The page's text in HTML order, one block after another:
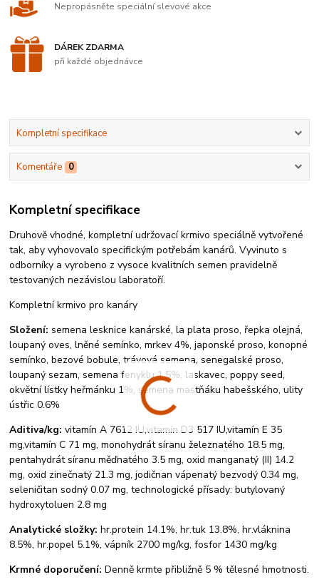
Nepropásněte speciální slevové akce
DÁREK ZDARMA
při každé objednávce
Kompletní specifikace
Komentáře 0
Kompletní specifikace
Druhově vhodné, kompletní udržovací krmivo speciálně vytvořené
tak, aby vyhovovalo specifickým potřebám kanárů. Vyvinuto s
odborníky a vyrobeno z vysoce kvalitních semen pravidelně
testovaných nezávislou laboratoří.
Kompletní krmivo pro kanáry
Složení:semena lesknice kanárské, la plata proso, řepka olejná,
loupaný oves, lněné semínko, mrkev 4%, japonské proso, konopné
semínko, bezové bobule, trávová semena, senegalské proso,
loupaný sezam, semena fenyklu 1.5%, laskavec, poppy seed,
okvětní lístky heřmánku 1%, semena mastňáku habešského, ulity
ústřic 0.6%
Aditiva/kg:vitamín A 7612 IU,vitamín D3 517 IU,vitamín E 35
mg,vitamín C 71 mg, monohydrát síranu železnatého 18.5 mg,
pentahydrát síranu měďnatého 3.5 mg, oxid manganatý (II) 14.2
mg, oxid zinečnatý 21.3 mg, jodičnan vápenatý bezvodý 0.34 mg,
seleničitan sodný 0.07 mg, technologické přísady: butylovaný
hydroxytoluen 2.8 mg
Analytické složky:hr.protein 14.1%, hr.tuk 13.8%, hr.vláknina
8.5%, hr.popel 5.1%, vápník 2700 mg/kg, fosfor 1430 mg/kg
Krmné doporučení:Denně krmte přibližně 5 % tělesné hmotnosti.